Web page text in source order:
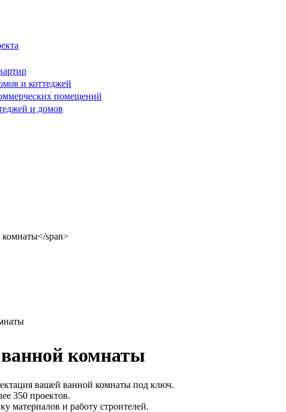
и коттеджей
помещений
и домов
ванной комнаты
вашей ванной комнаты под ключ.
350 проектов.
материалов и работу строителей.